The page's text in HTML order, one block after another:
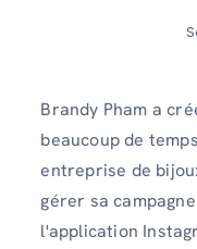
Brandy Pham a
beaucoup de
entreprise de
gérer sa
l'application